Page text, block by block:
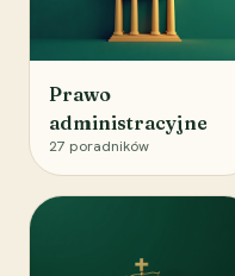
Prawo
administracyjne
27 poradników